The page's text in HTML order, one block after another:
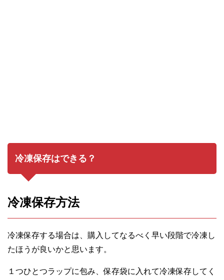
冷凍保存はできる？
冷凍保存方法
冷凍保存する場合は、購入してなるべく早い段階で冷凍し
たほうが良いかと思います。
１つひとつラップに包み、保存袋に入れて冷凍保存してく